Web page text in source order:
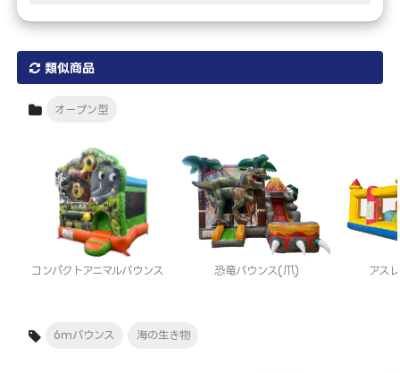
類似商品
オープン型
コンパクトアニマルバウンス 恐竜バウンス(爪) アス
6mバウンス 海の生き物